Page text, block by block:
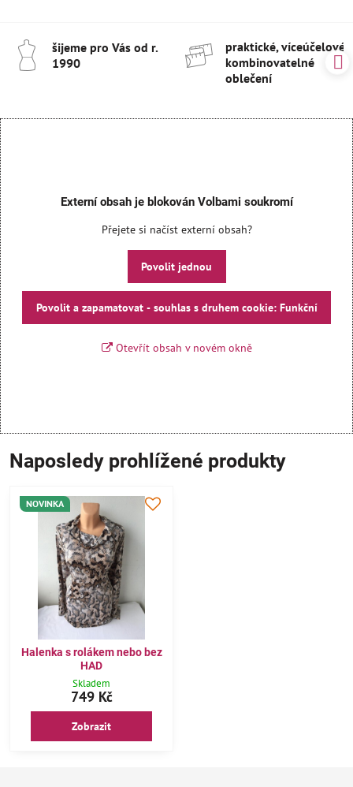
šijeme pro Vás od r​.
1990
praktické, víceúčelové
kombinovatelné
oblečení
Externí obsah je blokován Volbami soukromí
Přejete si načíst externí obsah?
Povolit jednou
Povolit a zapamatovat - souhlas s druhem cookie: Funkční
Otevřít obsah v novém okně
Naposledy prohlížené produkty
NOVINKA
Halenka s rolákem nebo bez
HAD
Skladem
749 Kč
Zobrazit